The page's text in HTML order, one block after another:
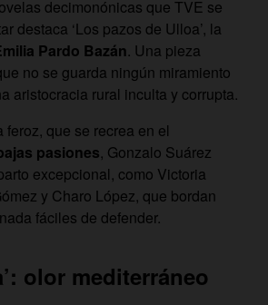
decimonónicas que TVE se
destaca ‘Los pazos de Ulloa’, la
Pardo Bazán. Una pieza
no se guarda ningún miramiento
aristocracia rural inculta y corrupta.
feroz, que se recrea en el
pasiones, Gonzalo Suárez
excepcional, como Victoria
y Charo López, que bordan
fáciles de defender.
olor mediterráneo